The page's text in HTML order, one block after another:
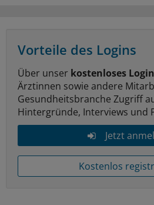
Vorteile des Logins
Über unser kostenloses Login
Ärztinnen sowie andere
Gesundheitsbranche Zugriff
Hintergründe, Interviews und
Jetzt
Kostenlos